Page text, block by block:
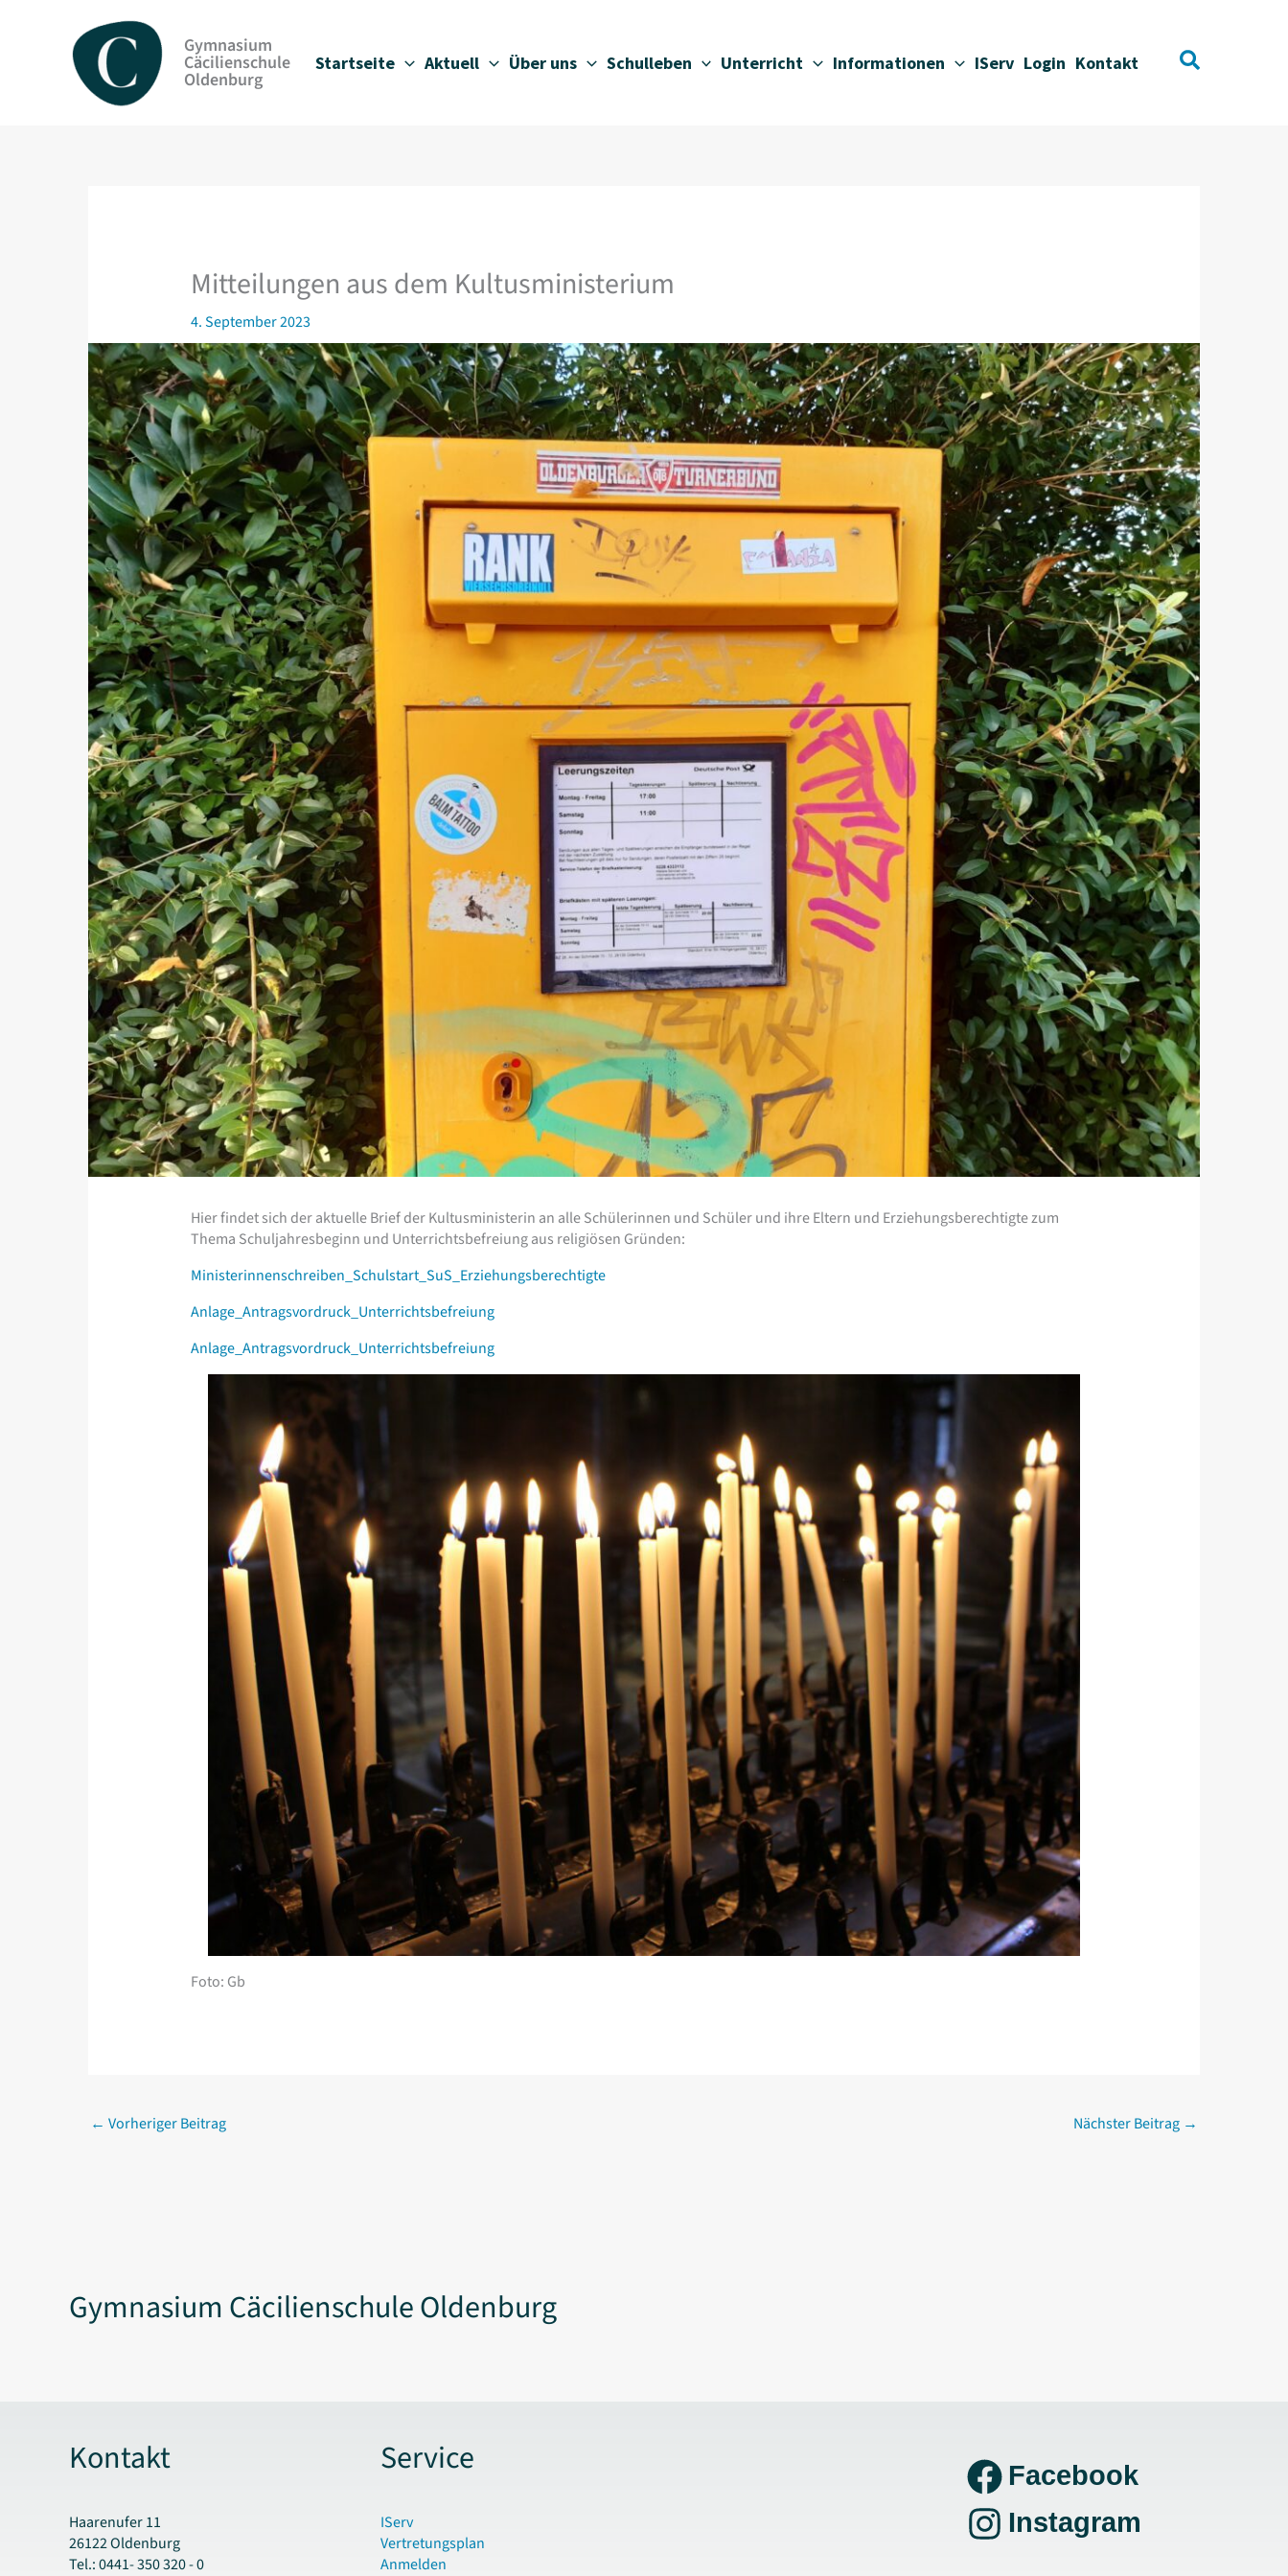
Gymnasium
Cäcilienschule
Oldenburg
Startseite Aktuell Über uns Schulleben Unterricht Informationen IServ Login Kontakt Suchen
Mitteilungen aus dem Kultusministerium
4. September 2023
Hier findet sich der aktuelle Brief der Kultusministerin an alle Schülerinnen und Schüler und ihre Eltern und Erziehungsberechtigte zum
Thema Schuljahresbeginn und Unterrichtsbefreiung aus religiösen Gründen:
Ministerinnenschreiben_Schulstart_SuS_Erziehungsberechtigte
Anlage_Antragsvordruck_Unterrichtsbefreiung
Anlage_Antragsvordruck_Unterrichtsbefreiung
Foto: Gb
← Vorheriger Beitrag Nächster Beitrag →
Gymnasium Cäcilienschule Oldenburg
Kontakt
Haarenufer 11
26122 Oldenburg
Tel.: 0441- 350 320 - 0
Service
IServ
Vertretungsplan
Anmelden
Facebook
Instagram